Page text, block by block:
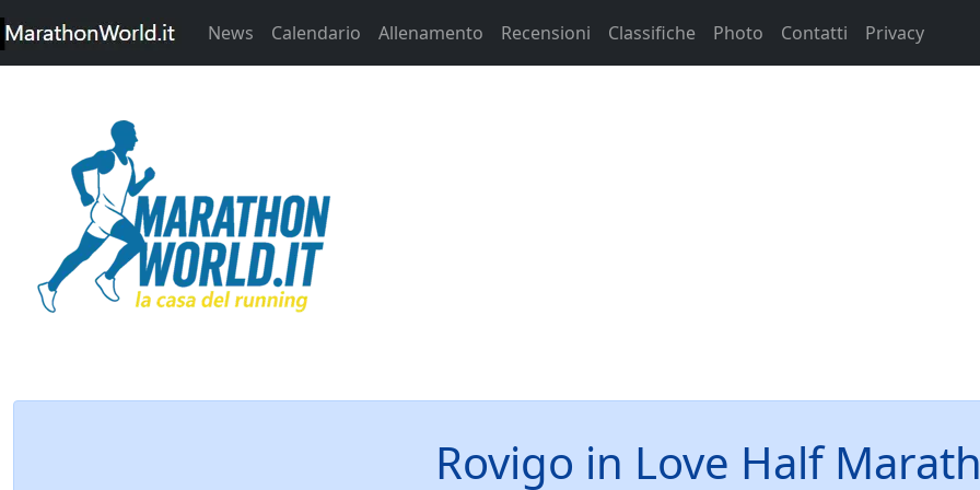
News Calendario Allenamento Recensioni Classifiche Photo Contatti Privacy
Rovigo in Love Half